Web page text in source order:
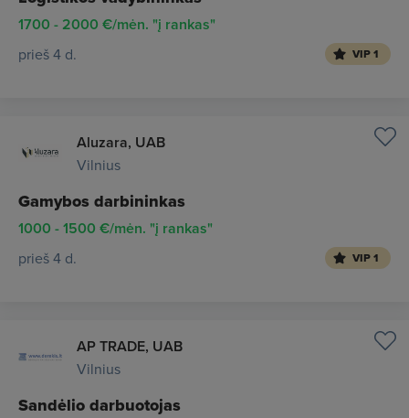
1700 - 2000 €/mėn. "į rankas"
prieš 4 d. VIP 1
Aluzara, UAB
Vilnius
Gamybos darbininkas
1000 - 1500 €/mėn. "į rankas"
prieš 4 d. VIP 1
AP TRADE, UAB
Vilnius
Sandėlio darbuotojas